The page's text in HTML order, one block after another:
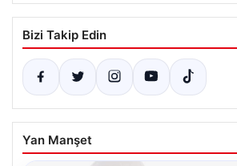
Bizi Takip Edin
Yan Manşet